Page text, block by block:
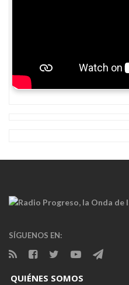
SÍGUENOS EN:
QUIÉNES SOMOS